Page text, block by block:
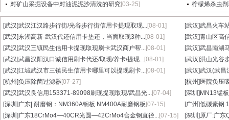
对矿山采掘设备中对油泥泥沙清洗的研究[03-25] 柠檬烯杀虫
[武汉]武汉江汉路步行街/光谷步行街信用卡提现取现...[08-01] [武汉]武昌火车
[武汉]东湖高新-武汉代还信用卡垫还，当面取现3种...[08-01] [武汉]青山区高
[武汉]武汉三镇民生信用卡提现取现刷卡武汉商户帮...[08-01] [武汉]武昌南湖
[武汉]武昌汉阳汉口诚信用刷卡代还/取现/养卡/提现...[08-01] [武汉]洪山光谷
[武汉]江城武汉市三镇民生信用卡哪里可以提现刷卡...[08-01] [武汉]武汉(武昌
[杭州]负压除菌过滤器[07-27] [杭州] 医院负压
[武汉]武汉良信用153371-89098刷现提现取现/武昌光...[07-04] [深圳] MN13锰
[深圳]广东| 耐磨钢：NM360A钢板 NM400A耐磨钢板 [07-15] [广州]低碳素钢
[深圳]广东18CrMo4—40CR光圆—42CrMo4合金钢直径...[07-15] [深圳]原厂:广东